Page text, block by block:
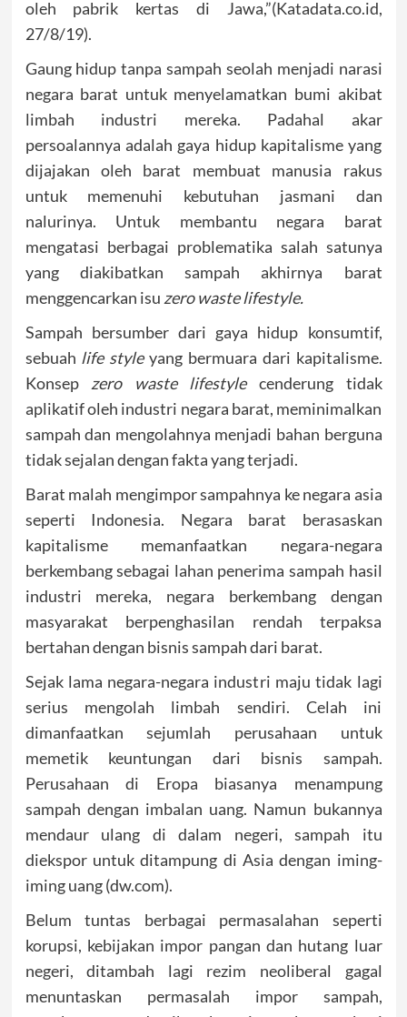
oleh pabrik kertas di Jawa,”(Katadata.co.id,
27/8/19).
Gaung hidup tanpa sampah seolah menjadi narasi
negara barat untuk menyelamatkan bumi akibat
limbah industri mereka. Padahal akar
persoalannya adalah gaya hidup kapitalisme yang
dijajakan oleh barat membuat manusia rakus
untuk memenuhi kebutuhan jasmani dan
nalurinya. Untuk membantu negara barat
mengatasi berbagai problematika salah satunya
yang diakibatkan sampah akhirnya barat
menggencarkan isu zero waste lifestyle.
Sampah bersumber dari gaya hidup konsumtif,
sebuah life styleyang bermuara dari kapitalisme.
Konsep zero waste lifestylecenderung tidak
aplikatif oleh industri negara barat, meminimalkan
sampah dan mengolahnya menjadi bahan berguna
tidak sejalan dengan fakta yang terjadi.
Barat malah mengimpor sampahnya ke negara asia
seperti Indonesia. Negara barat berasaskan
kapitalisme memanfaatkan negara-negara
berkembang sebagai lahan penerima sampah hasil
industri mereka, negara berkembang dengan
masyarakat berpenghasilan rendah terpaksa
bertahan dengan bisnis sampah dari barat.
Sejak lama negara-negara industri maju tidak lagi
serius mengolah limbah sendiri. Celah ini
dimanfaatkan sejumlah perusahaan untuk
memetik keuntungan dari bisnis sampah.
Perusahaan di Eropa biasanya menampung
sampah dengan imbalan uang. Namun bukannya
mendaur ulang di dalam negeri, sampah itu
diekspor untuk ditampung di Asia dengan iming-
iming uang (dw.com).
Belum tuntas berbagai permasalahan seperti
korupsi, kebijakan impor pangan dan hutang luar
negeri, ditambah lagi rezim neoliberal gagal
menuntaskan permasalah impor sampah,